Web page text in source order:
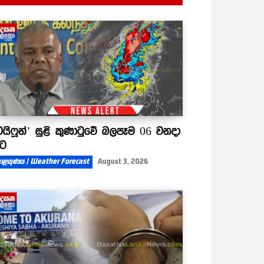
සුළි කුණාටුවේ බලපෑම 06 වනදා
| Weather Forecast August 3, 2026